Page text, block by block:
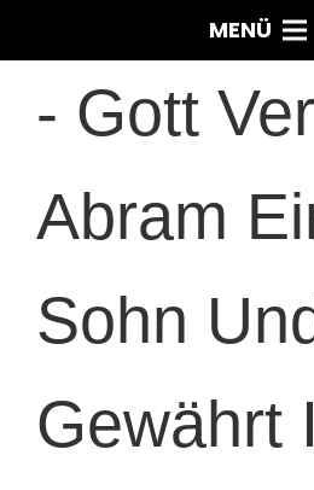
MENÜ
- Gott
Abram
Sohn
Gewährt